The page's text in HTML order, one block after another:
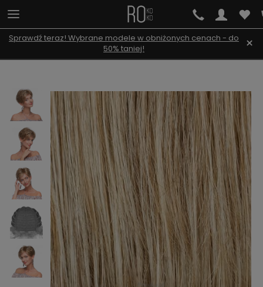
Sprawdź teraz! Wybrane modele w obniżonych cenach - do
50% taniej!
×